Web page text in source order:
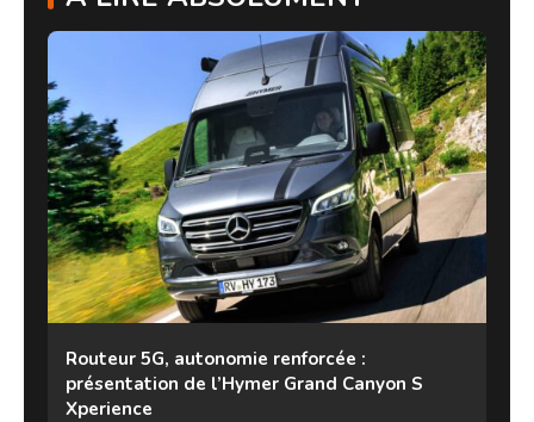
Routeur 5G, autonomie renforcée :
présentation de l’Hymer Grand Canyon S
Xperience